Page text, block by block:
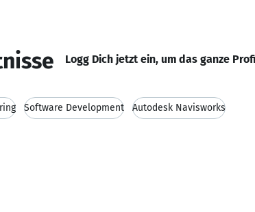
Logg Dich jetzt ein, um das ganze
Software Development Autodesk Navisworks